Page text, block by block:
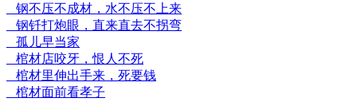
钢不压不成材，水不压不上来
钢钎打炮眼，直来直去不拐弯
孤儿早当家
棺材店咬牙，恨人不死
棺材里伸出手来，死要钱
棺材面前看孝子